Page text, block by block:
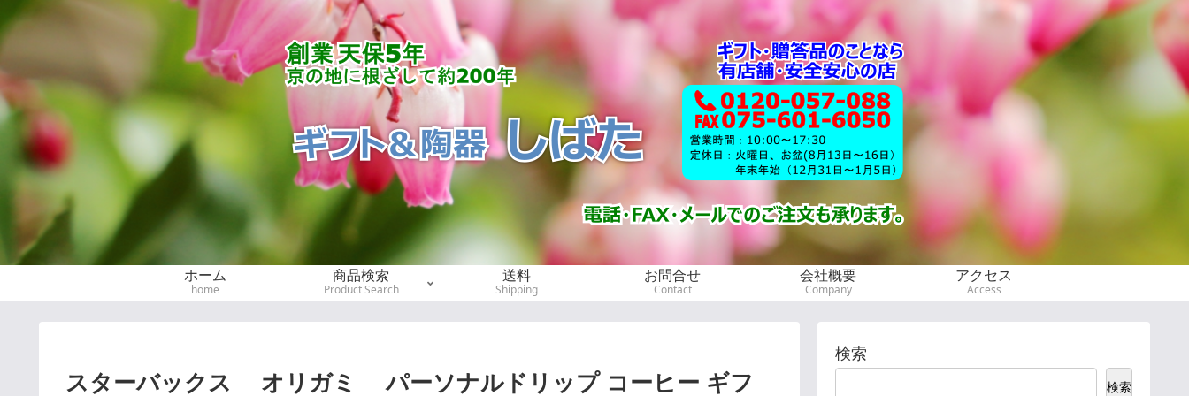
ホーム
home
商品検索
Product Search
送料
Shipping
お問合せ
Contact
会社概要
Company
アクセス
Access
スターバックス オリガミ パーソナルドリップ コーヒー ギフ
検索
検索